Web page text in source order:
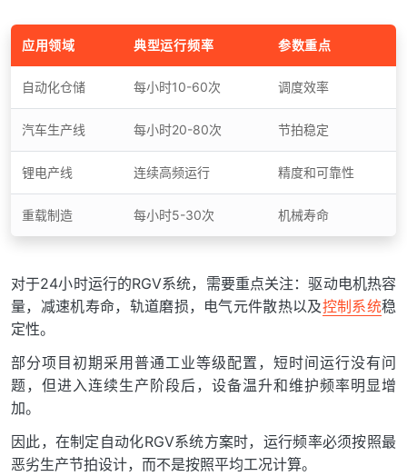
应用领域 典型运行频率 参数重点
自动化仓储 每小时10-60次 调度效率
汽车生产线 每小时20-80次 节拍稳定
锂电产线 连续高频运行 精度和可靠性
重载制造 每小时5-30次 机械寿命
对于24小时运行的RGV系统，需要重点关注：驱动电机热容
量，减速机寿命，轨道磨损，电气元件散热以及控制系统稳
定性。
部分项目初期采用普通工业等级配置，短时间运行没有问
题，但进入连续生产阶段后，设备温升和维护频率明显增
加。
因此，在制定自动化RGV系统方案时，运行频率必须按照最
恶劣生产节拍设计，而不是按照平均工况计算。